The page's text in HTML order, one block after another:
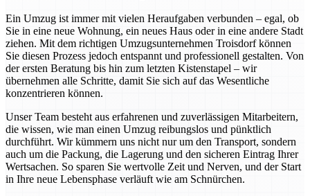
Ein Umzug ist immer mit vielen Heraufgaben verbunden – egal, ob
Sie in eine neue Wohnung, ein neues Haus oder in eine andere Stadt
ziehen. Mit dem richtigen Umzugsunternehmen Troisdorf können
Sie diesen Prozess jedoch entspannt und professionell gestalten. Von
der ersten Beratung bis hin zum letzten Kistenstapel – wir
übernehmen alle Schritte, damit Sie sich auf das Wesentliche
konzentrieren können.
Unser Team besteht aus erfahrenen und zuverlässigen Mitarbeitern,
die wissen, wie man einen Umzug reibungslos und pünktlich
durchführt. Wir kümmern uns nicht nur um den Transport, sondern
auch um die Packung, die Lagerung und den sicheren Eintrag Ihrer
Wertsachen. So sparen Sie wertvolle Zeit und Nerven, und der Start
in Ihre neue Lebensphase verläuft wie am Schnürchen.